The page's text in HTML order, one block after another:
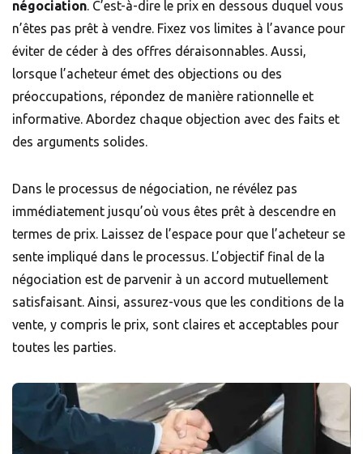
négociation. C’est-à-dire le prix en dessous duquel vous
n’êtes pas prêt à vendre. Fixez vos limites à l’avance pour
éviter de céder à des offres déraisonnables. Aussi,
lorsque l’acheteur émet des objections ou des
préoccupations, répondez de manière rationnelle et
informative. Abordez chaque objection avec des faits et
des arguments solides.
Dans le processus de négociation, ne révélez pas
immédiatement jusqu’où vous êtes prêt à descendre en
termes de prix. Laissez de l’espace pour que l’acheteur se
sente impliqué dans le processus. L’objectif final de la
négociation est de parvenir à un accord mutuellement
satisfaisant. Ainsi, assurez-vous que les conditions de la
vente, y compris le prix, sont claires et acceptables pour
toutes les parties.